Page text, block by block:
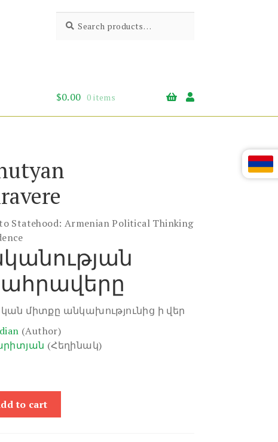
for:
$0.00 0 items
Statehood: Armenian Political Thinking
միտքը անկախությունից ի վեր
(Author)
(Հեղինակ)
to cart